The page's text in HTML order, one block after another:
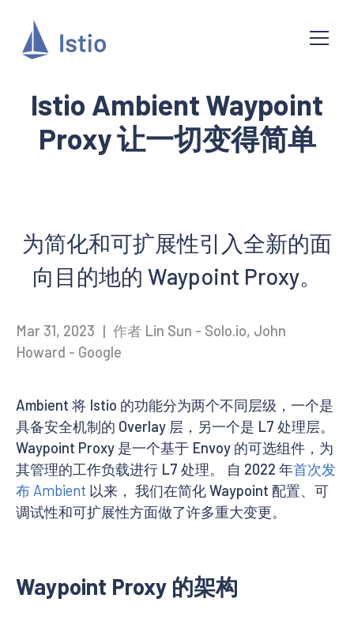
Istio Ambient Waypoint
Proxy 让一切变得简单
为简化和可扩展性引入全新的面
向目的地的 Waypoint Proxy。
Mar 31, 2023 | 作者 Lin Sun - Solo.io, John
Howard - Google
Ambient 将 Istio 的功能分为两个不同层级，一个是
具备安全机制的 Overlay 层，另一个是 L7 处理层。
Waypoint Proxy 是一个基于 Envoy 的可选组件，为
其管理的工作负载进行 L7 处理。 自 2022 年首次发
布 Ambient 以来， 我们在简化 Waypoint 配置、可
调试性和可扩展性方面做了许多重大变更。
Waypoint Proxy 的架构